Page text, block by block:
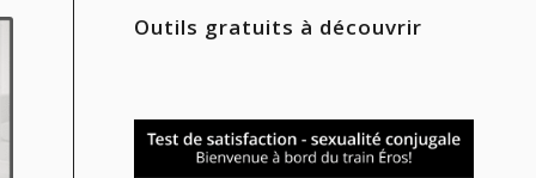
Outils gratuits à découvrir